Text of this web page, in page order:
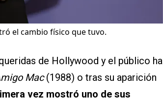
el cambio físico que tuvo.
de Hollywood y el público ha
Mac(1988) o tras su aparición
vez mostró uno de sus